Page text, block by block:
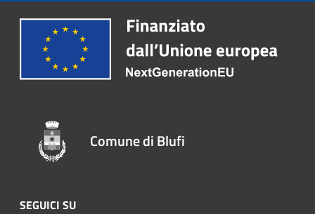
Comune di Blufi
SEGUICI SU